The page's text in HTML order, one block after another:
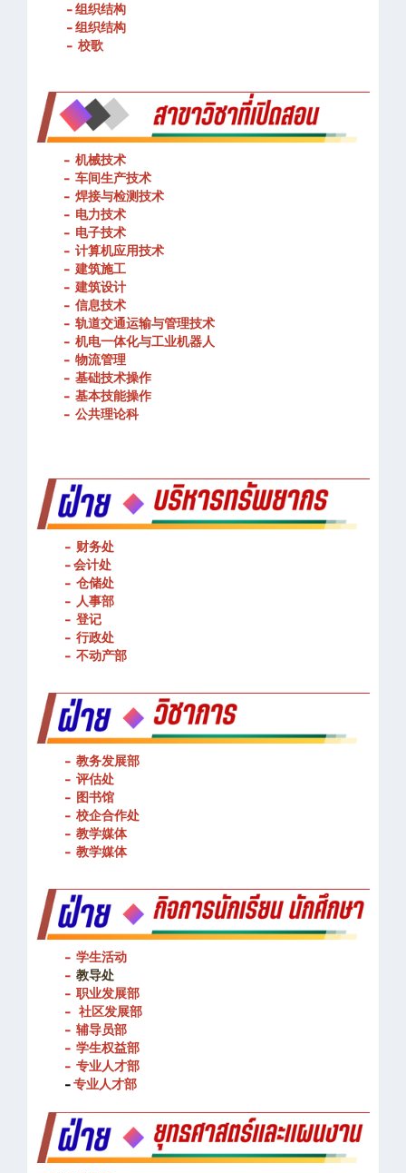
- 春武里技术学院的宗旨和理念
- 组织结构
- 组织结构
- 机械技术
- 车间生产技术
- 焊接与检测技术
- 电力技术
- 电子技术
-计算机应用技术
-建筑施工
- 建筑设计
- 信息技术
- 轨道交通运输与管理技术
- 机电一体化与工业机器人
- 物流管理
- 基础技术操作
- 基本技能操作
- 财务处
- 会计处
- 仓储处
- 人事部
- 登记
- 行政处
- 教务发展部
- 评估处
- 图书馆
- 校企合作处
- 教学媒体
- 学生活动
- 教导处
- 职业发展部
-社区发展部
- 辅导员部
- 学生权益部
- 专业人才部
-专业人才部